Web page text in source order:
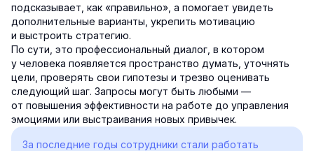
подсказывает, как «правильно», а помогает увидеть
дополнительные варианты, укрепить мотивацию
и выстроить стратегию.
По сути, это профессиональный диалог, в котором
у человека появляется пространство думать, уточнять
цели, проверять свои гипотезы и трезво оценивать
следующий шаг. Запросы могут быть любыми —
от повышения эффективности на работе до управления
эмоциями или выстраивания новых привычек.
За последние годы сотрудники стали работать